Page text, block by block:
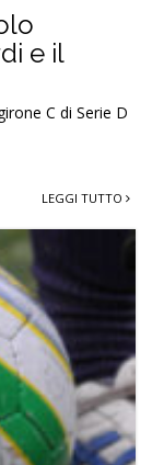
e il
C di Serie D
LEGGI TUTTO